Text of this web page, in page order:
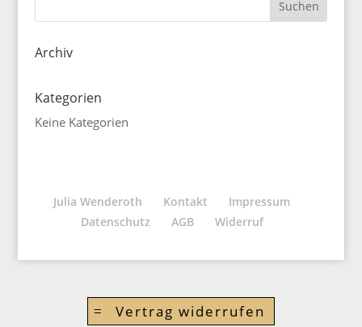
Archiv
Kategorien
Keine Kategorien
Julia Wenderoth Kontakt
Impressum
Datenschutz
AGB Widerruf
Vertrag widerrufen